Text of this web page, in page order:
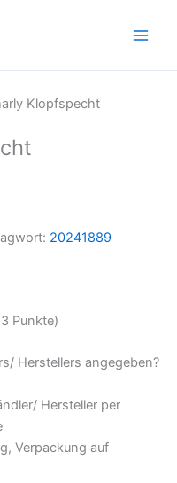
Klopfspecht
20241889
Punkte)
Herstellers angegeben?
Hersteller per
Verpackung auf